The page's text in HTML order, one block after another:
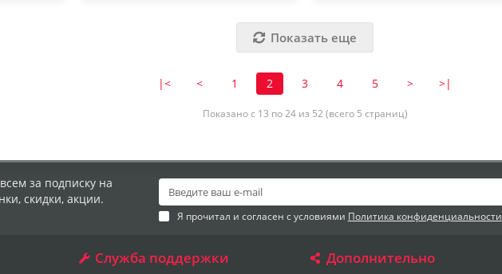
Показать еще
|< < 1 2 3 4 5 > >|
Показано с 13 по 24 из 52 (всего 5 страниц)
за подписку на
скидки, акции.
Я прочитал и согласен с условиями Политика конфиденциальности
Служба поддержки Дополнительно